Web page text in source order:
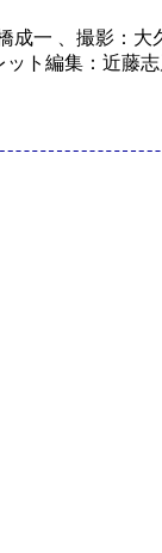
一 、撮影：
ト編集：近藤